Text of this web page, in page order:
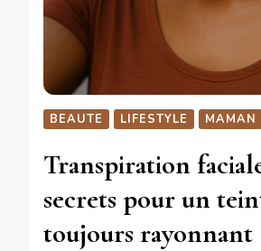
BEAUTE LIFESTYLE MAMAN
Transpiration
secrets pour un
toujours rayonnant